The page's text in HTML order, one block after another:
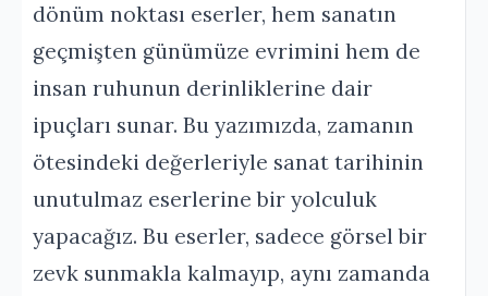
dönüm noktası eserler, hem sanatın
geçmişten günümüze evrimini hem de
insan ruhunun derinliklerine dair
ipuçları sunar. Bu yazımızda, zamanın
ötesindeki değerleriyle sanat tarihinin
unutulmaz eserlerine bir yolculuk
yapacağız. Bu eserler, sadece görsel bir
zevk sunmakla kalmayıp, aynı zamanda